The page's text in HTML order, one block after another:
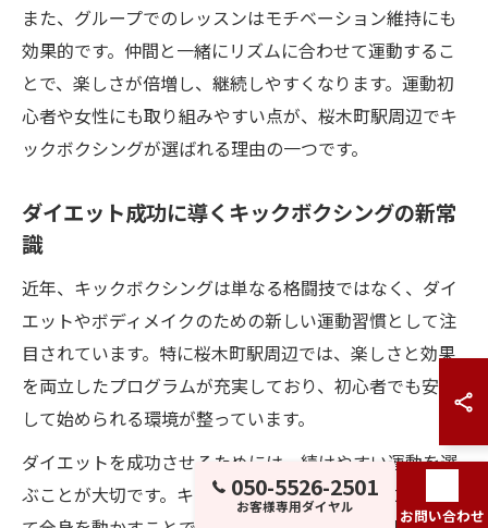
また、グループでのレッスンはモチベーション維持にも
効果的です。仲間と一緒にリズムに合わせて運動するこ
とで、楽しさが倍増し、継続しやすくなります。運動初
心者や女性にも取り組みやすい点が、桜木町駅周辺でキ
ックボクシングが選ばれる理由の一つです。
ダイエット成功に導くキックボクシングの新常
識
近年、キックボクシングは単なる格闘技ではなく、ダイ
エットやボディメイクのための新しい運動習慣として注
目されています。特に桜木町駅周辺では、楽しさと効果
を両立したプログラムが充実しており、初心者でも安心
して始められる環境が整っています。
ダイエットを成功させるためには、続けやすい運動を選
ぶことが大切です。キックボクシングは、音楽に合わせ
050-5526-2501
お客様専用ダイヤル お問い合わせ